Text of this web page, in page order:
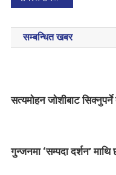
o
s
n
i
सम्बन्धित खबर
सत्यमाेहन जाेशीबाट
गुन्जनमा ‘सम्पदा दर्शन’